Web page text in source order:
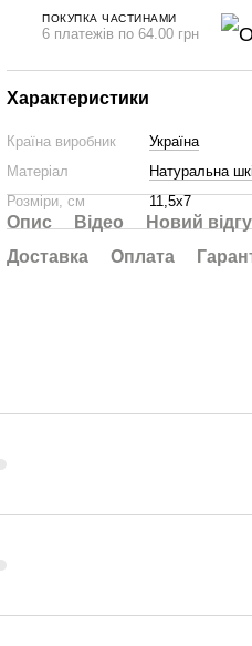
ПОКУПКА ЧАСТИНАМИ
6 платежів по 64.00 грн
Характеристики
Країна виробник
Україна
Матеріал
Натуральна
Розміри, см
11,5х7
Опис Відео
Новий
Доставка
Оплата